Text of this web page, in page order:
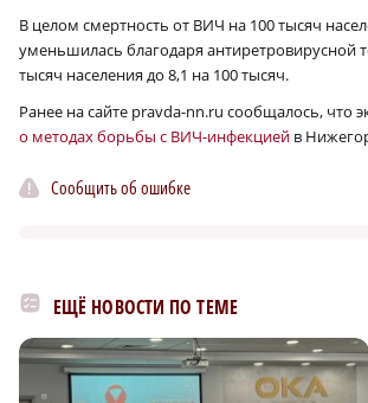
В целом смертность от ВИЧ на 100 тысяч
уменьшилась благодаря антиретровирусной
тысяч населения до 8,1 на 100 тысяч.
Ранее на сайте pravda-nn.ru сообщалось, что
о методах борьбы с ВИЧ-инфекцией в
Сообщить об ошибке
ЕЩЁ НОВОСТИ ПО ТЕМЕ